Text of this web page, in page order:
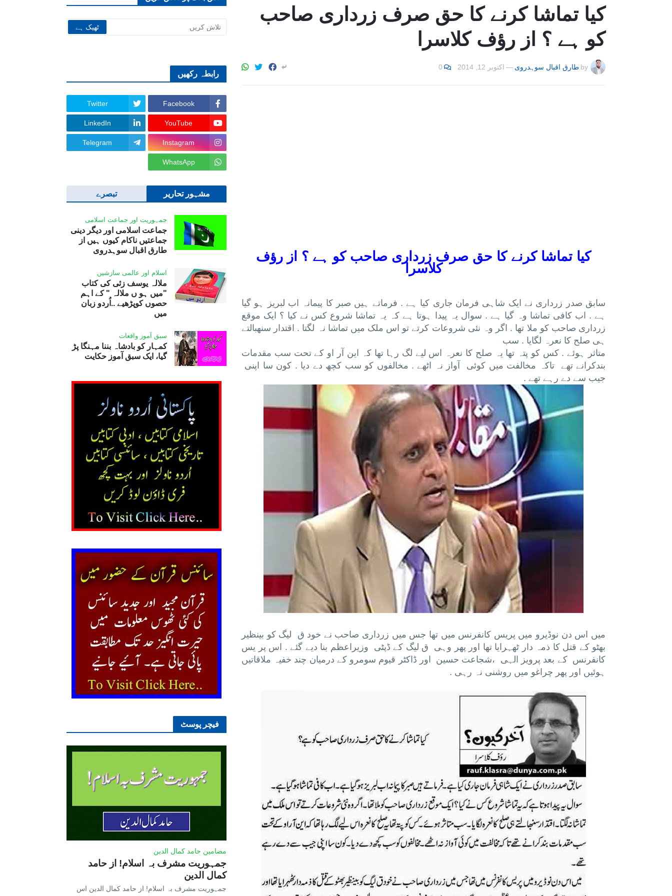
کیا تماشا کرنے کا حق صرف زرداری صاحب
کو ہے ؟ از رؤف کلاسرا
by طارق اقبال سوہدروی — اکتوبر 12, 2014 0
کیا تماشا کرنے کا حق صرف زرداری صاحب کو ہے ؟ از رؤف
کلاسرا
سابق صدر زرداری نے ایک شاہی فرمان جاری کیا ہے . فرماتے ہیں صبر کا پیمانہ اب لبریز ہو گیا
ہے . اب کافی تماشا وہ گیا ہے . سوال یہ پیدا ہوتا ہے کہ یہ تماشا شروع کس نے کیا ؟ ایک موقع
زرداری صاحب کو ملا تھا . اگر وہ نئی شروعات کرتے تو اس ملک میں تماشا نہ لگتا . اقتدار سنھبالتے
ہی صلح کا نعرہ لگایا . سب
متاثر ہوئے . کس کو پتہ تھا یہ صلح کا نعرہ اس لیے لگ رہا تھا کہ این آر او کے تحت سب مقدمات
بندکرانے تھے تاکہ مخالفت میں کوئی آواز نہ اٹھے . مخالفوں کو سب کچھ دے دیا . کون سا اپنی
جیب سے دے رہے تھے .
میں اس دن نوڈیرو میں پریس کانفرنس میں تھا جس میں زرداری صاحب نے خود ق لیگ کو بینظیر
بھٹو کے قتل کا ذمہ دار ٹھہرایا تھا اور پھر وہی ق لیگ کے ڈپٹی وزیراعظم بنا دیے گئے . اس پر یس
کانفرنس کے بعد پرویز الہی ،شجاعت حسین اور ڈاکٹر قیوم سومرو کے درمیان چند خفیہ ملاقاتیں
ہوئیں اور پھر چراغو میں روشنی نہ رہی .
رابطہ رکھیں
Facebook
Twitter
YouTube
LinkedIn
Instagram
Telegram
WhatsApp
مشہور تحاریر تبصرے
جمہوریت اور جماعت اسلامی
جماعت اسلامی اور دیگر دینی
جماعتیں ناکام کیوں ہیں از
طارق اقبال سوہدروی
اسلام اور عالمی سازشیں
ملالہ یوسف زئی کی کتاب
"میں ہو ں ملالہ " کے اہم
حصوں کوپڑھیے ..اُردو زبان
میں
سبق آموز واقعات
کمہار کو بادشاہ بننا مہنگا پڑ
گیا، ایک سبق آموز حکایت
فیچر پوسٹ
مضامین حامد کمال الدین
جمہوریت مشرف بہ اسلام! از حامد
کمال الدین
جمہوریت مشرف بہ اسلام! از حامد کمال الدین اس